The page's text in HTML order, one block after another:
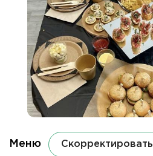
Меню Скорректировать